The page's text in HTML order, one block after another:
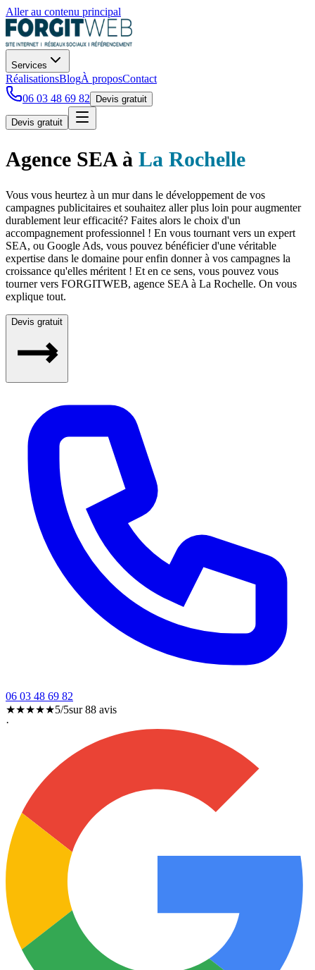
Aller au contenu principal
Services
RéalisationsBlogÀ proposContact
06 03 48 69 82
Devis gratuit
Devis gratuit
Agence SEA à La Rochelle
Vous vous heurtez à un mur dans le développement de vos
campagnes publicitaires et souhaitez aller plus loin pour augmenter
durablement leur efficacité? Faites alors le choix d'un
accompagnement professionnel ! En vous tournant vers un expert
SEA, ou Google Ads, vous pouvez bénéficier d'une véritable
expertise dans le domaine pour enfin donnerà vos campagnes la
croissance qu'elles méritent ! Et en ce sens, vous pouvez vous
tourner vers FORGITWEB, agence SEA à La Rochelle. On vous
explique tout.
Devis gratuit
06 03 48 69 82
★★★★★5/5sur88 avis
·